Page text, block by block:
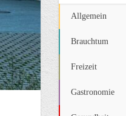
Allgemein
Brauchtum
Freizeit
Gastronomie